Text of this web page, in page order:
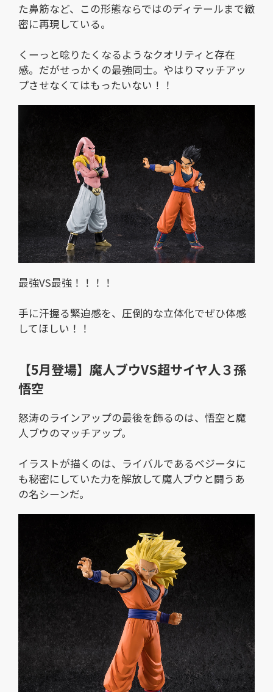
た鼻筋など、この形態ならではのディテールまで緻
密に再現している。
くーっと唸りたくなるようなクオリティと存在
感。だがせっかくの最強同士。やはりマッチアッ
プさせなくてはもったいない！！
最強VS最強！！！！
手に汗握る緊迫感を、圧倒的な立体化でぜひ体感
してほしい！！
【5月登場】魔人ブウVS超サイヤ人３孫
悟空
怒涛のラインアップの最後を飾るのは、悟空と魔
人ブウのマッチアップ。
イラストが描くのは、ライバルであるベジータに
も秘密にしていた力を解放して魔人ブウと闘うあ
の名シーンだ。